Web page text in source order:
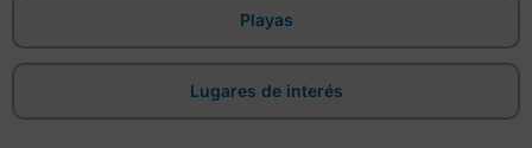
Playas
Lugares de interés